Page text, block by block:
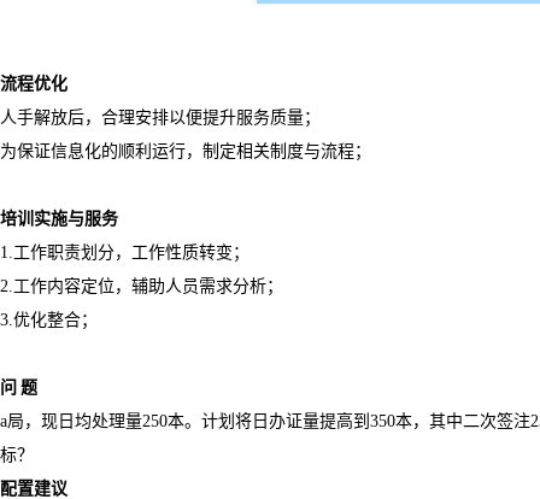
流程优化
人手解放后，合理安排以便提升服务质量；
为保证信息化的顺利运行，制定相关制度与流程；
培训实施与服务
1.工作职责划分，工作性质转变；
2.工作内容定位，辅助人员需求分析；
3.优化整合；
问 题
a局，现日均处理量250本。计划将日办证量提高到 350本，其中二次签注
标？
配置建议